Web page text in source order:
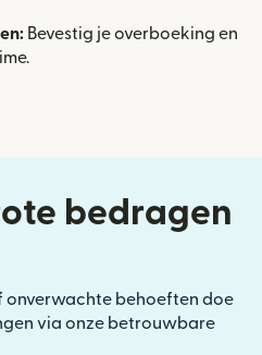
Bevestig je overboeking en
bedragen
onverwachte behoeften doe
via onze betrouwbare